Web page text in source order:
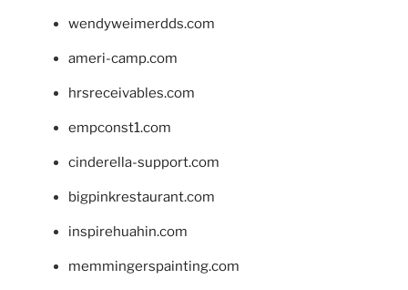
wendyweimerdds.com
ameri-camp.com
hrsreceivables.com
empconst1.com
cinderella-support.com
bigpinkrestaurant.com
inspirehuahin.com
memmingerspainting.com